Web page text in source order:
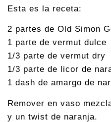
Esta es la receta:
2 partes de Old Simon
1 parte de vermut dulce
1/3 parte de vermut dry
1/3 parte de licor de
1 dash de amargo de
Remover en vaso
y un twist de naranja.